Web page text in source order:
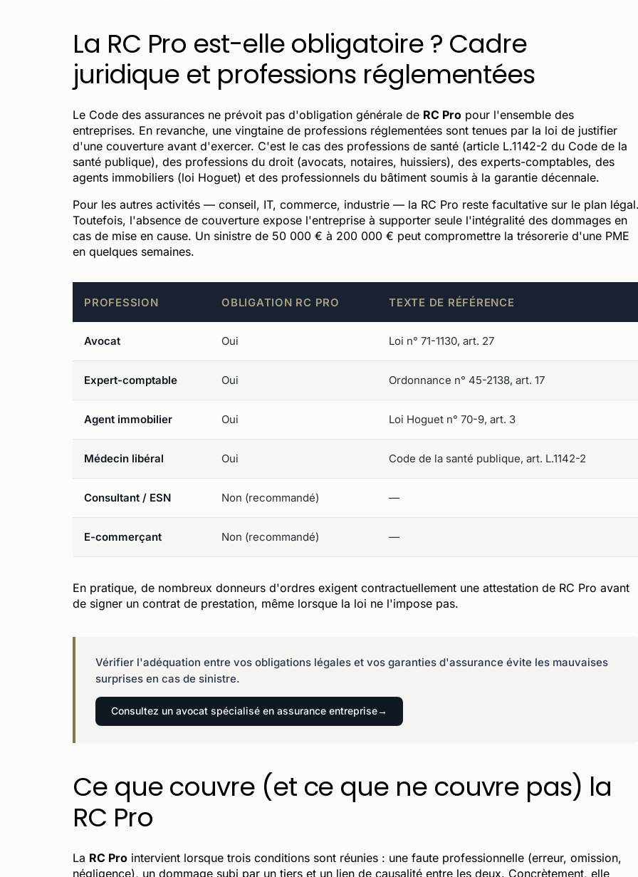
La RC Pro est-elle obligatoire ? Cadre
juridique et professions réglementées
Le Code des assurances ne prévoit pas d'obligation générale de RC Pro pour l'ensemble des
entreprises. En revanche, une vingtaine de professions réglementées sont tenues par la loi de justifier
d'une couverture avant d'exercer. C'est le cas des professions de santé (article L.1142-2 du Code de la
santé publique), des professions du droit (avocats, notaires, huissiers), des experts-comptables, des
agents immobiliers (loi Hoguet) et des professionnels du bâtiment soumis à la garantie décennale.
Pour les autres activités — conseil, IT, commerce, industrie — la RC Pro reste facultative sur le plan
Toutefois, l'absence de couverture expose l'entreprise à supporter seule l'intégralité des dommages en
cas de mise en cause. Un sinistre de 50 000 € à 200 000 € peut compromettre la trésorerie d'une PME
en quelques semaines.
PROFESSION OBLIGATION RC PRO TEXTE DE RÉFÉRENCE
Avocat Oui Loi n° 71-1130, art. 27
Expert-comptable Oui Ordonnance n° 45-2138, art. 17
Agent immobilier Oui Loi Hoguet n° 70-9, art. 3
Médecin libéral Oui Code de la santé publique, art. L.1142-2
Consultant / ESN Non (recommandé) —
E-commerçant Non (recommandé) —
En pratique, de nombreux donneurs d'ordres exigent contractuellement une attestation de RC Pro avant
de signer un contrat de prestation, même lorsque la loi ne l'impose pas.
Vérifier l'adéquation entre vos obligations légales et vos garanties d'assurance évite les mauvaises
surprises en cas de sinistre.
Consultez un avocat spécialisé en assurance entreprise
Ce que couvre (et ce que ne couvre pas) la
RC Pro
La RC Pro intervient lorsque trois conditions sont réunies : une faute professionnelle (erreur, omission,
négligence), un dommage subi par un tiers et un lien de causalité entre les deux. Concrètement, elle